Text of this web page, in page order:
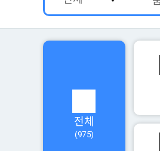
전체
(975)